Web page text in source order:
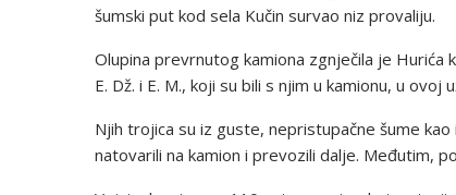
šumski put kod sela Kučin survao niz provaliju.
Olupina prevrnutog kamiona zgnječila je
E. Dž. i E. M., koji su bili s njim u kamionu, u
Njih trojica su iz guste, nepristupačne šume
natovarili na kamion i prevozili dalje. Međutim,